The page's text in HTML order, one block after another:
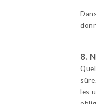
8.
les